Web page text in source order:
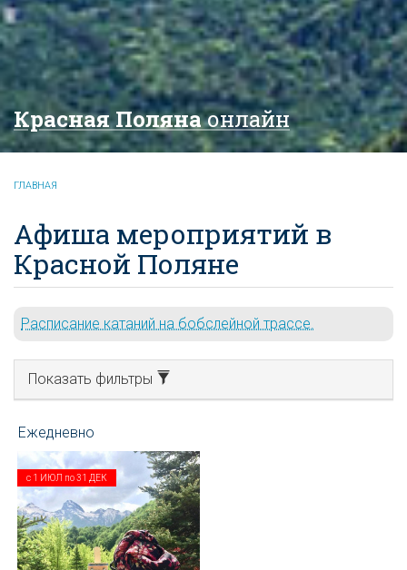
Красная Полянаонлайн
ГЛАВНАЯ
Афиша мероприятий в
Красной Поляне
Расписание катаний на бобслейной трассе.
Показать фильтры
с 1 ИЮЛ по31 ДЕК